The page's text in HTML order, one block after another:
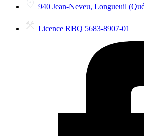
940 Jean-Neveu, Longueuil
Licence RBQ 5683-8907-01